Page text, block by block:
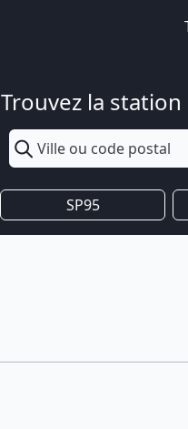
Trouvez la
SP95